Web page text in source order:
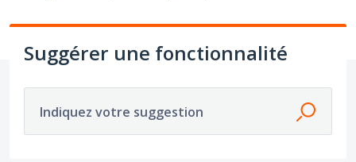
Suggérer une fonctionnalité
Indiquez votre suggestion